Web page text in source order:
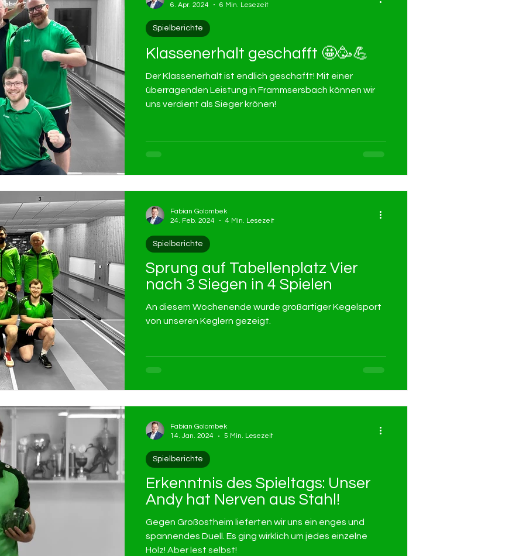
Klassenerhalt geschafft 🤩🥳💪
Der Klassenerhalt ist endlich geschafft! Mit einer
überragenden Leistung in Frammsersbach können wir
uns verdient als Sieger krönen!
Spielberichte
6. Apr. 2024
6 Min. Lesezeit
Sprung auf Tabellenplatz Vier
nach 3 Siegen in 4 Spielen
An diesem Wochenende wurde großartiger Kegelsport
von unseren Keglern gezeigt.
Spielberichte
Fabian Golombek
24. Feb. 2024
4 Min. Lesezeit
Erkenntnis des Spieltags: Unser
Andy hat Nerven aus Stahl!
Gegen Großostheim lieferten wir uns ein enges und
spannendes Duell. Es ging wirklich um jedes einzelne
Holz! Aber lest selbst!
Spielberichte
Fabian Golombek
14. Jan. 2024
5 Min. Lesezeit